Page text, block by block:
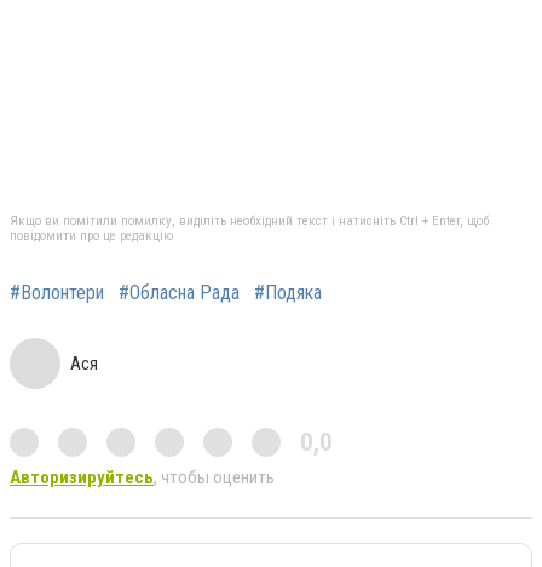
Якщо ви помітили помилку, виділіть необхідний текст і натисніть Ctrl + Enter, щоб
повідомити про це редакцію
#Волонтери #Обласна Рада #Подяка
Ася
0,0
Авторизируйтесь, чтобы оценить